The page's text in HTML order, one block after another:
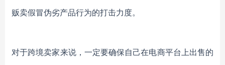
贩卖假冒伪劣产品行为的打击力度。
对于跨境卖家来说，一定要确保自己在电商平台上出售的